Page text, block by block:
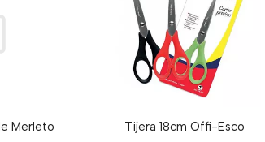
Merleto Tijera 18cm Offi-Esco